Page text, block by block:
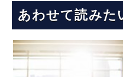
あわせて読みた